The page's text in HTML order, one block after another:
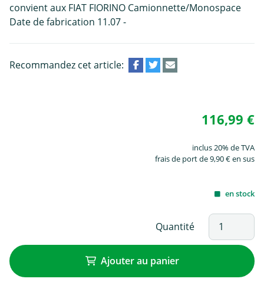
convient aux FIAT FIORINO Camionnette/Monospace
Date de fabrication 11.07 -
Recommandez cet article:
116,99 €
inclus 20% de TVA
frais de port de 9,90 € en sus
en stock
Quantité
Ajouter au panier